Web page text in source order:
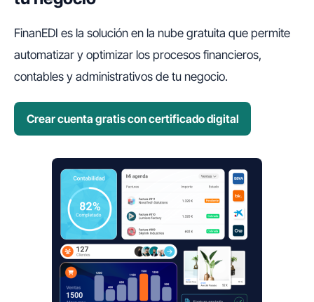
FinanEDI es la solución en la nube gratuita que permite
automatizar y optimizar los procesos financieros,
contables y administrativos de tu negocio.
Crear cuenta gratis con certificado digital